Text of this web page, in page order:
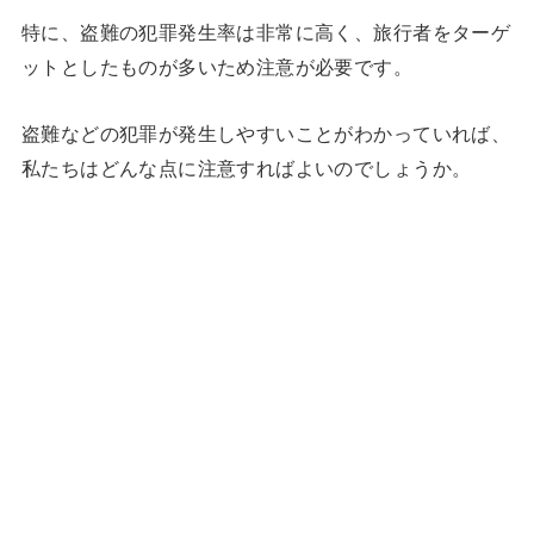
特に、盗難の犯罪発生率は非常に高く、旅行者をターゲ
ットとしたものが多いため注意が必要です。
盗難などの犯罪が発生しやすいことがわかっていれば、
私たちはどんな点に注意すればよいのでしょうか。